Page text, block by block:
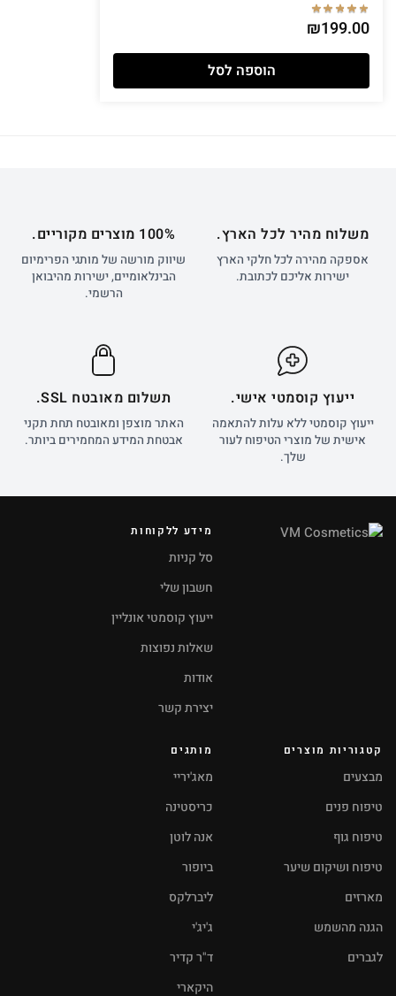
₪199.00
הוספה לסל
משלוח מהיר לכל הארץ.
אספקה מהירה לכל חלקי הארץ
ישירות אליכם לכתובת.
100% מוצרים מקוריים.
שיווק מורשה של מותגי הפרימיום
הבינלאומיים, ישירות מהיבואן
הרשמי.
ייעוץ קוסמטי אישי.
ייעוץ קוסמטי ללא עלות להתאמה
אישית של מוצרי הטיפוח לעור
שלך.
תשלום מאובטח SSL.
האתר מוצפן ומאובטח תחת תקני
אבטחת המידע המחמירים ביותר.
מידע ללקוחות
סל קניות
חשבון שלי
ייעוץ קוסמטי אונליין
שאלות נפוצות
אודות
יצירת קשר
קטגוריות מוצרים
מבצעים
טיפוח פנים
טיפוח גוף
טיפוח ושיקום שיער
מארזים
הגנה מהשמש
לגברים
מותגים
מאג'יריי
כריסטינה
אנה לוטן
ביופור
ליברלקס
ג'יג'י
ד"ר קדיר
היקארי